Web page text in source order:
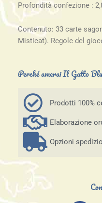
Profondità confezione :
Contenuto: 33 carte
Misticat). Regole del
Perché amerai Il Gatto
Prodotti 100%
Elaborazione
Opzioni